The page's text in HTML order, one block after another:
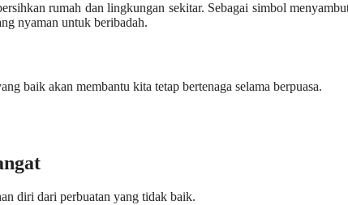
rumah dan lingkungan sekitar. Sebagai simbol
nyaman untuk beribadah.
baik akan membantu kita tetap bertenaga selama berpuasa.
diri dari perbuatan yang tidak baik.